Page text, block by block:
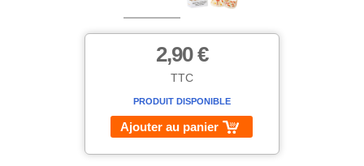
2,90 €
TTC
PRODUIT DISPONIBLE
Ajouter au panier